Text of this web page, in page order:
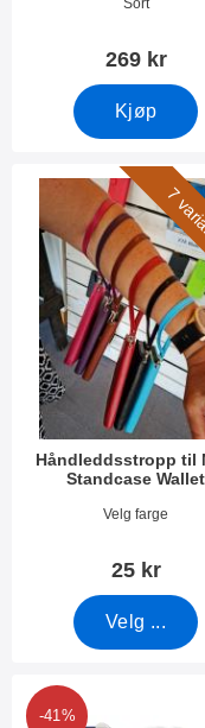
Sort
269 kr
Kjøp
7
Håndleddsstropp til
Standcase Wallet
Varenummer 40789
Velg farge
25 kr
Velg ...
håndleddsstropp til
-41%